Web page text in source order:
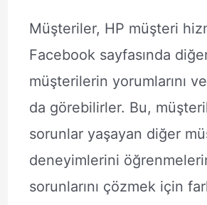
Müşteriler, HP müşteri
Facebook sayfasında
müşterilerin yorumlarını
da görebilirler. Bu,
sorunlar yaşayan diğer
deneyimlerini
sorunlarını çözmek için